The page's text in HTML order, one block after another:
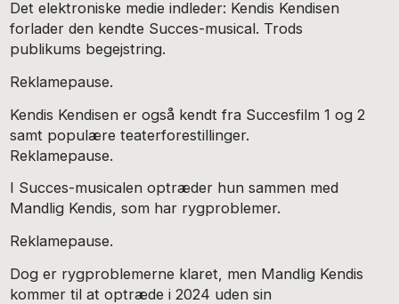
Det elektroniske medie indleder: Kendis Kendisen
forlader den kendte Succes-musical. Trods
publikums begejstring.
Reklamepause.
Kendis Kendisen er også kendt fra Succesfilm 1 og 2
samt populære teaterforestillinger.
Reklamepause.
I Succes-musicalen optræder hun sammen med
Mandlig Kendis, som har rygproblemer.
Reklamepause.
Dog er rygproblemerne klaret, men Mandlig Kendis
kommer til at optræde i 2024 uden sin